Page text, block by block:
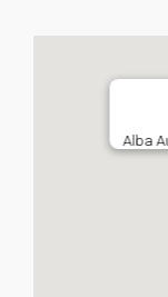
Alba